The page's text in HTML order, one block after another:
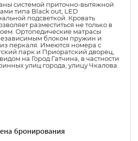
системой приточно-вытяжной
типа Black out, LED
подсветкой. Кровать
разместиться не только в
Ортопедические матрасы
блоком пружин и
перкаля. Имеются номера с
парк и Приоратский дворец,
на Город Гатчина, в частности
улиц города, улицу Чкалова.
бронирования